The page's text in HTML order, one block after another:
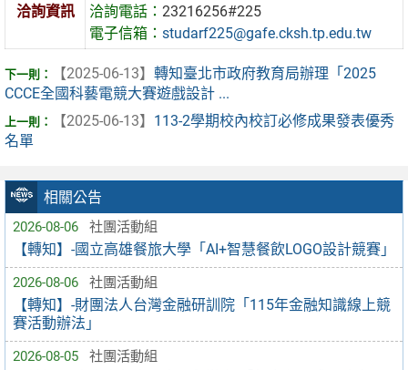
相關公告
2026-08-06 社團活動組
【轉知】-國立高雄餐旅大學「AI+智慧餐飲LOGO設計競賽」
2026-08-06 社團活動組
【轉知】-財團法人台灣金融研訓院「115年金融知識線上競
賽活動辦法」
2026-08-05 社團活動組
洽詢資訊
洽詢電話：23216256#225
電子信箱：studarf225@gafe.cksh.tp.edu.tw
【2025-06-13】 轉知臺北市政府教育局辦理「2025
CCCE全國科藝電競大賽遊戲設計 ...
【2025-06-13】 113-2學期校內校訂必修成果發表優秀
名單